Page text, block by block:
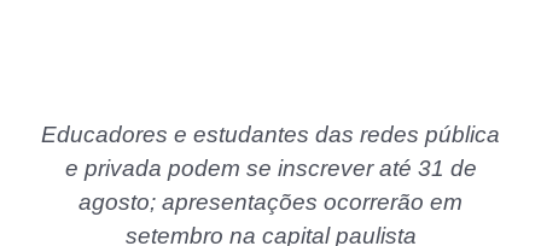
Educadores e estudantes das redes pública
e privada podem se inscrever até 31 de
agosto; apresentações ocorrerão em
setembro na capital paulista